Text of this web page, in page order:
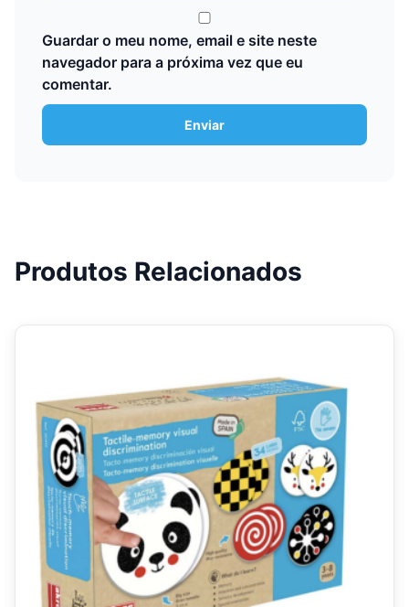
Guardar o meu nome, email e site neste
navegador para a próxima vez que eu
comentar.
Produtos Relacionados